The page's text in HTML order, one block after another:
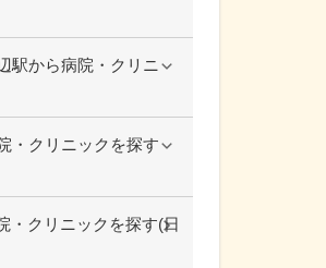
駅から病院・クリニ
・クリニックを探す
・クリニックを探す(日